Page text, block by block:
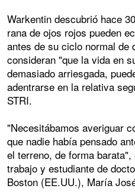
Warkentin descubrió hace
rana de ojos rojos pueden
antes de su ciclo normal de
consideran "que la vida en
demasiado arriesgada,
adentrarse en la relativa
STRI.
"Necesitábamos averiguar
que nadie había pensado
el terreno, de forma
trabajo y estudiante de
Boston (EE.UU.), María